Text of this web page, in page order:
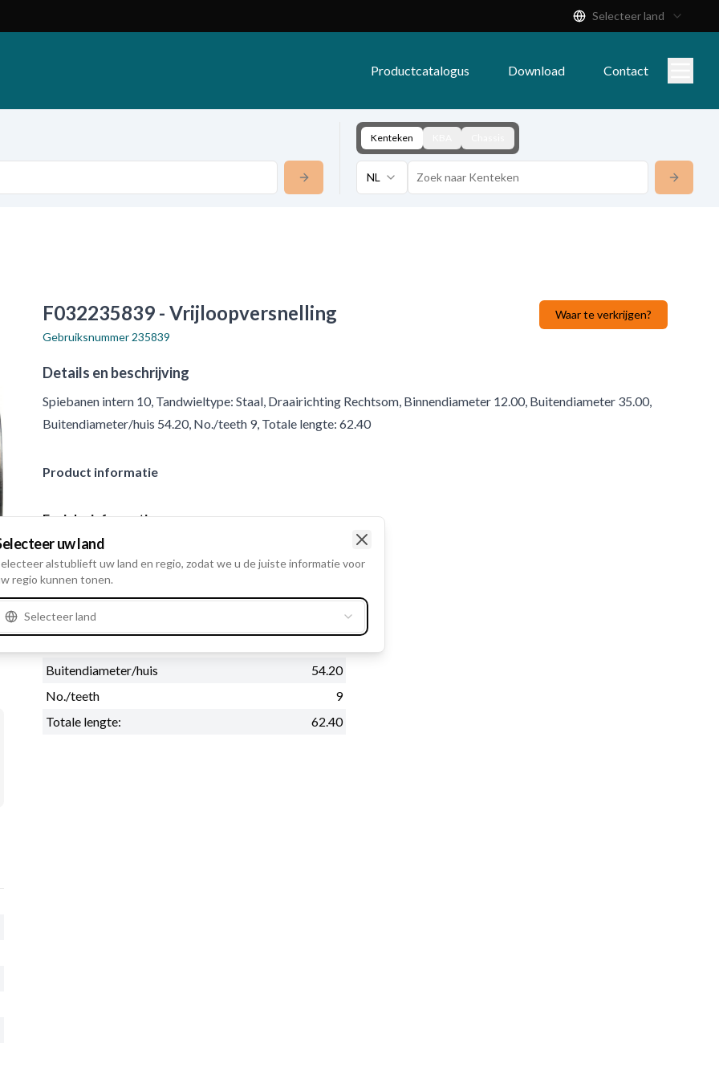
Selecteer land
Productcatalogus Download Contact
Kenteken
NL
F032235839 - Vrijloopversnelling
Waar te verkrijgen?
Gebruiksnummer 235839
Details en beschrijving
Spiebanen intern 10, Tandwieltype: Staal, Draairichting Rechtsom, Binnendiameter 12.00, Buitendiameter 35.00,
Buitendiameter/huis 54.20, No./teeth 9, Totale lengte: 62.40
Product informatie
Fysieke informatie
Spiebanen intern
Tandwieltype:
Staal
Binnendiameter
Buitendiameter/huis
54.20
No./teeth
9
Totale lengte:
62.40
uw land
alstublieft uw land en regio, zodat we u de juiste informatie voor
regio kunnen tonen.
Selecteer land